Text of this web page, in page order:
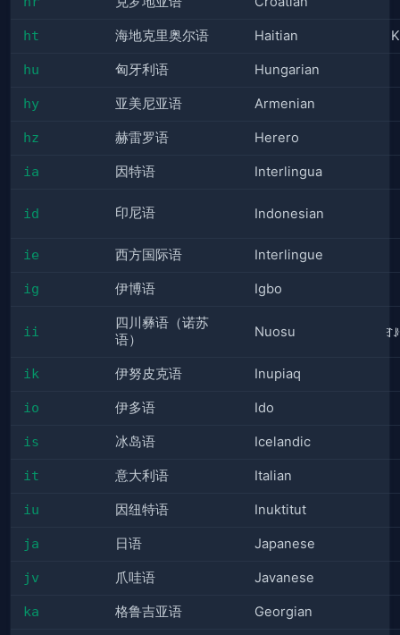
ht 海地克里奥尔语 Haitian
hu 匈牙利语 Hungarian
hy 亚美尼亚语 Armenian
hz 赫雷罗语 Herero
ia 因特语 Interlingua
id 印尼语 Indonesian
ie 西方国际语 Interlingue
ig 伊博语 Igbo
ii
四川彝语（诺苏
语）
Nuosu
ik 伊努皮克语 Inupiaq
io 伊多语 Ido
is 冰岛语 Icelandic
it 意大利语 Italian
iu 因纽特语 Inuktitut
ja 日语 Japanese
jv 爪哇语 Javanese
ka 格鲁吉亚语 Georgian